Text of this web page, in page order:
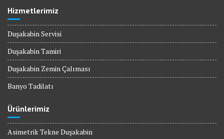
Hizmetlerimiz
Duşakabin Servisi
Duşakabin Tamiri
Duşakabin Zemin Çalıması
Banyo Tadilatı
Ürünlerimiz
Asimetrik Tekne Duşakabin